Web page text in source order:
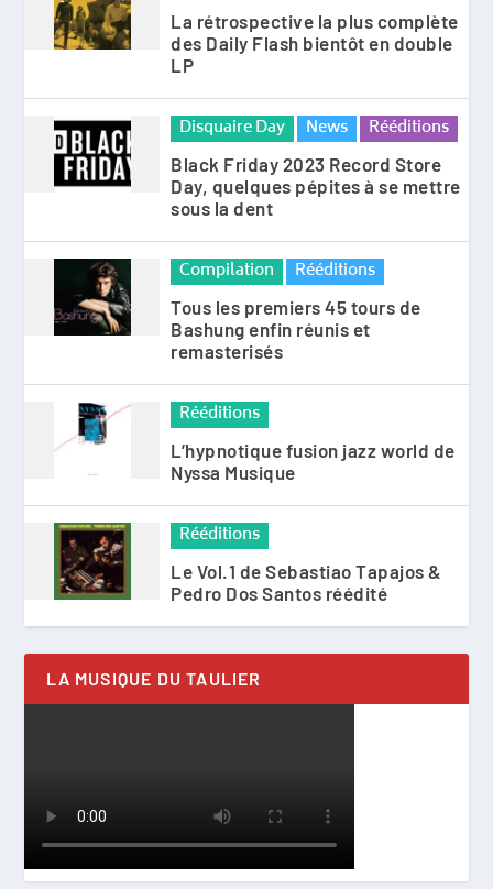
La rétrospective la plus complète
des Daily Flash bientôt en double
LP
Disquaire Day News Rééditions
Black Friday 2023 Record Store
Day, quelques pépites à se mettre
sous la dent
Compilation Rééditions
Tous les premiers 45 tours de
Bashung enfin réunis et
remasterisés
Rééditions
L’hypnotique fusion jazz world de
Nyssa Musique
Rééditions
Le Vol.1 de Sebastiao Tapajos &
Pedro Dos Santos réédité
LA MUSIQUE DU TAULIER